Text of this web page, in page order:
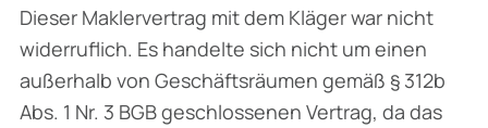
Dieser Maklervertrag mit dem Kläger war nicht
widerruflich. Es handelte sich nicht um einen
außerhalb von Geschäftsräumen gemäß § 312b
Abs. 1 Nr. 3 BGB geschlossenen Vertrag, da das